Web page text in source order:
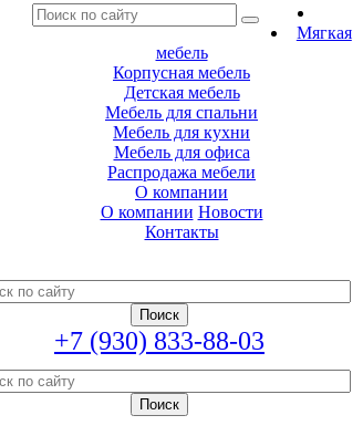
Мягкая
мебель
Корпусная мебель
Детская мебель
Мебель для спальни
Мебель для кухни
Мебель для офиса
Распродажа мебели
О компании
О компании Новости
Контакты
+7 (930) 833-88-03